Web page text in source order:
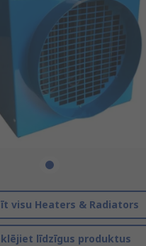
visu Heaters & Radiators
līdzīgus produktus